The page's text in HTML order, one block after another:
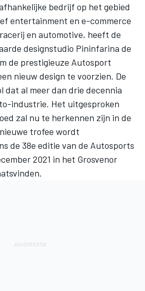
bedrijf op het gebied
entertainment en e-commerce
en automotive, heeft de
designstudio Pininfarina de
de prestigieuze Autosport
nieuw design te voorzien. De
dat al meer dan drie decennia
industrie. Het uitgesproken
zal nu te herkennen zijn in de
trofee wordt
de 38e editie van de Autosports
2021 in het Grosvenor